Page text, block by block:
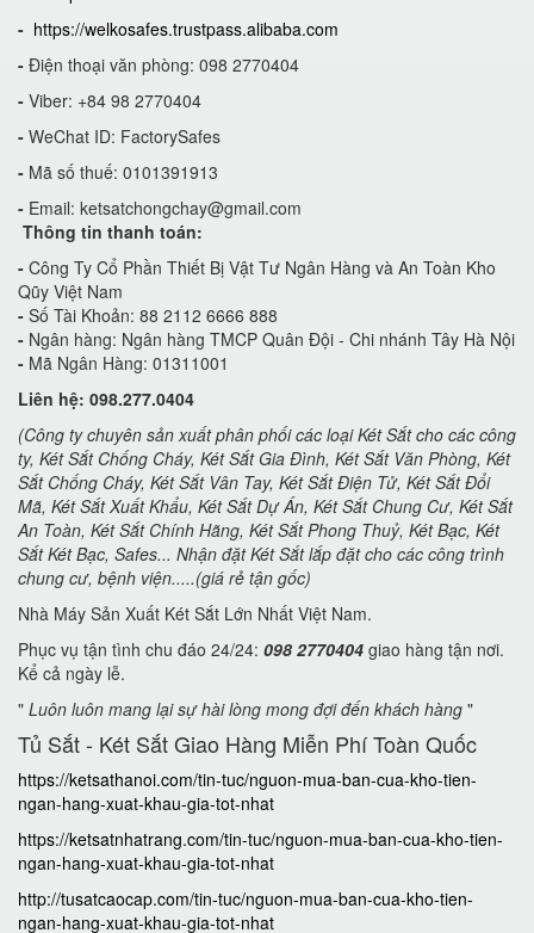
- https://welkosafes.trustpass.alibaba.com
- Điện thoại văn phòng: 098 2770404
- Viber: +84 98 2770404
- WeChat ID: FactorySafes
- Mã số thuế: 0101391913
- Email: ketsatchongchay@gmail.com
Thông tin thanh toán:
- Công Ty Cổ Phần Thiết Bị Vật Tư Ngân Hàng và An Toàn Kho
Qũy Việt Nam
- Số Tài Khoản: 88 2112 6666 888
- Ngân hàng: Ngân hàng TMCP Quân Đội - Chi nhánh Tây Hà Nội
- Mã Ngân Hàng: 01311001
Liên hệ: 098.277.0404
(Công ty chuyên sản xuất phân phối các loại Két Sắt cho các công
ty, Két Sắt Chống Cháy, Két Sắt Gia Đình, Két Sắt Văn Phòng, Két
Sắt Chống Cháy, Két Sắt Vân Tay, Két Sắt Điện Tử, Két Sắt Đổi
Mã, Két Sắt Xuất Khẩu, Két Sắt Dự Án, Két Sắt Chung Cư, Két Sắt
An Toàn, Két Sắt Chính Hãng, Két Sắt Phong Thuỷ, Két Bạc, Két
Sắt Két Bạc, Safes... Nhận đặt Két Sắt lắp đặt cho các công trình
chung cư, bệnh viện.....(giá rẻ tận gốc)
Nhà Máy Sản Xuất Két Sắt Lớn Nhất Việt Nam.
Phục vụ tận tình chu đáo 24/24: 098 2770404 giao hàng tận nơi.
Kể cả ngày lễ.
" Luôn luôn mang lại sự hài lòng mong đợi đến khách hàng "
Tủ Sắt - Két Sắt Giao Hàng Miễn Phí Toàn Quốc
https://ketsathanoi.com/tin-tuc/nguon-mua-ban-cua-kho-tien-
ngan-hang-xuat-khau-gia-tot-nhat
https://ketsatnhatrang.com/tin-tuc/nguon-mua-ban-cua-kho-tien-
ngan-hang-xuat-khau-gia-tot-nhat
http://tusatcaocap.com/tin-tuc/nguon-mua-ban-cua-kho-tien-
ngan-hang-xuat-khau-gia-tot-nhat